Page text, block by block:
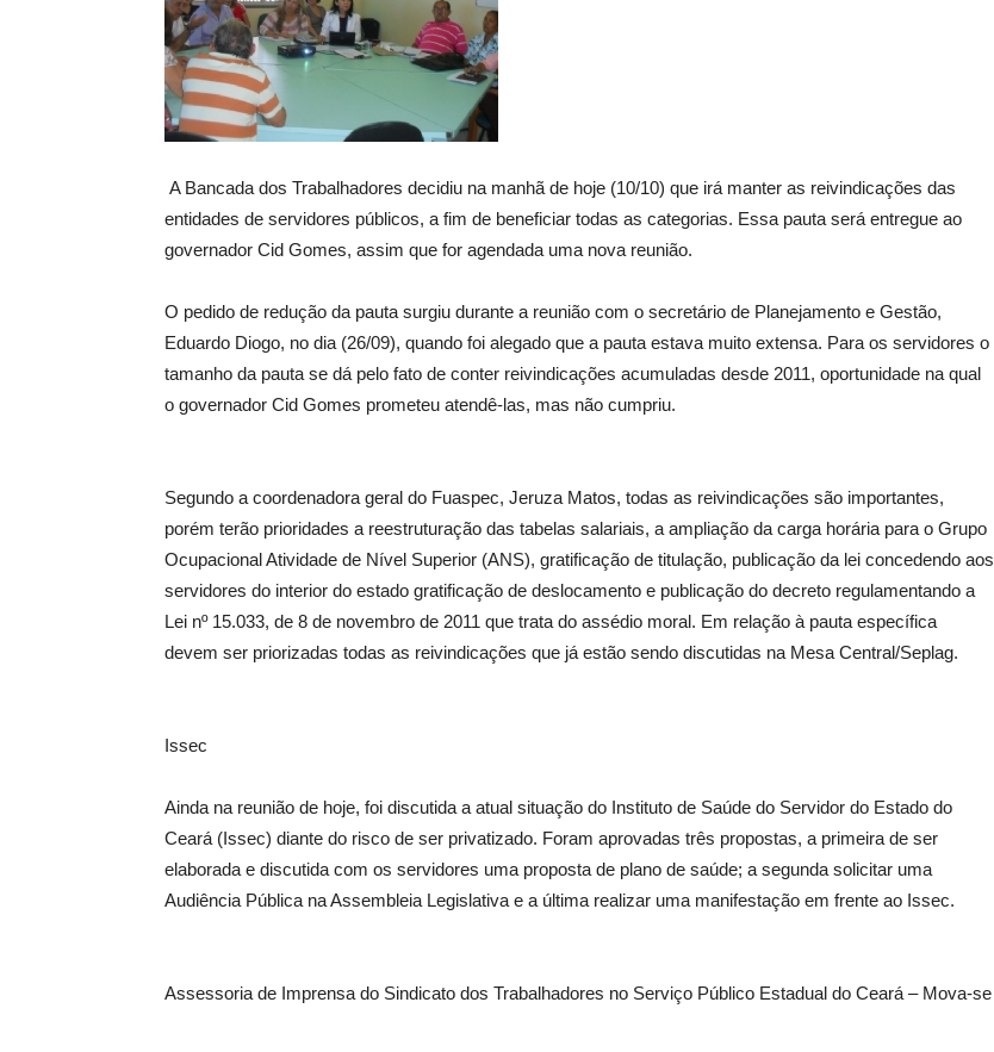
A Bancada dos Trabalhadores decidiu na manhã de hoje (10/10) que irá manter as reivindicações das
entidades de servidores públicos, a fim de beneficiar todas as categorias. Essa pauta será entregue ao
governador Cid Gomes, assim que for agendada uma nova reunião.
O pedido de redução da pauta surgiu durante a reunião com o secretário de Planejamento e Gestão,
Eduardo Diogo, no dia (26/09), quando foi alegado que a pauta estava muito extensa. Para os servidores o
tamanho da pauta se dá pelo fato de conter reivindicações acumuladas desde 2011, oportunidade na qual
o governador Cid Gomes prometeu atendê-las, mas não cumpriu.
Segundo a coordenadora geral do Fuaspec, Jeruza Matos, todas as reivindicações são importantes,
porém terão prioridades a reestruturação das tabelas salariais, a ampliação da carga horária para o Grupo
Ocupacional Atividade de Nível Superior (ANS), gratificação de titulação, publicação da lei concedendo aos
servidores do interior do estado gratificação de deslocamento e publicação do decreto regulamentando a
Lei nº 15.033, de 8 de novembro de 2011 que trata do assédio moral. Em relação à pauta específica
devem ser priorizadas todas as reivindicações que já estão sendo discutidas na Mesa Central/Seplag.
Issec
Ainda na reunião de hoje, foi discutida a atual situação do Instituto de Saúde do Servidor do Estado do
Ceará (Issec) diante do risco de ser privatizado. Foram aprovadas três propostas, a primeira de ser
elaborada e discutida com os servidores uma proposta de plano de saúde; a segunda solicitar uma
Audiência Pública na Assembleia Legislativa e a última realizar uma manifestação em frente ao Issec.
Assessoria de Imprensa do Sindicato dos Trabalhadores no Serviço Público Estadual do Ceará – Mova-se